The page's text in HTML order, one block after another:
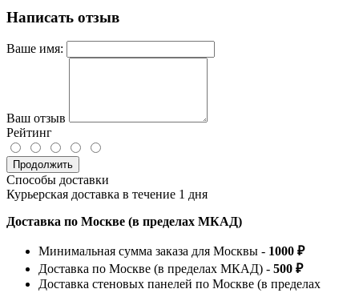
Написать отзыв
Ваше имя:
Ваш отзыв
Рейтинг
Продолжить
Способы доставки
Курьерская доставка в течение 1 дня
Доставка по Москве (в пределах МКАД)
Минимальная сумма заказа для Москвы - 1000 ₽
Доставка по Москве (в пределах МКАД) - 500 ₽
Доставка стеновых панелей по Москве (в пределах